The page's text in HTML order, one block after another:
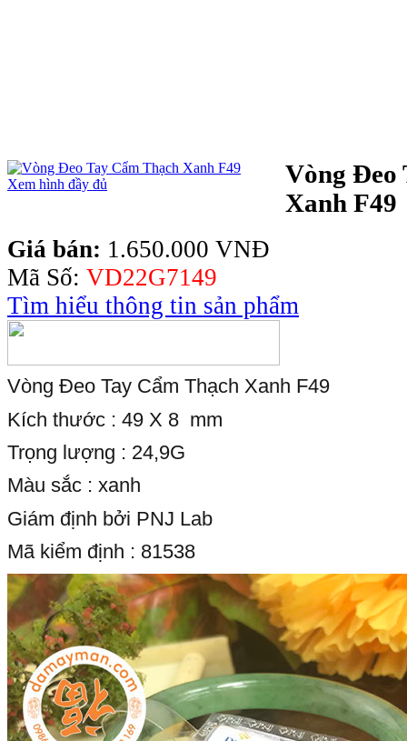
Xem hình đầy đủ
Vòng Đeo
Xanh F49
Giá bán: 1.650.000 VNĐ
Mã Số: VD22G7149
Tìm hiểu thông tin sản phẩm
Vòng Đeo Tay Cẩm Thạch Xanh F49
Kích thước : 49 X 8 mm
Trọng lượng : 24,9G
Màu sắc : xanh
Giám định bởi PNJ Lab
Mã kiểm định : 81538